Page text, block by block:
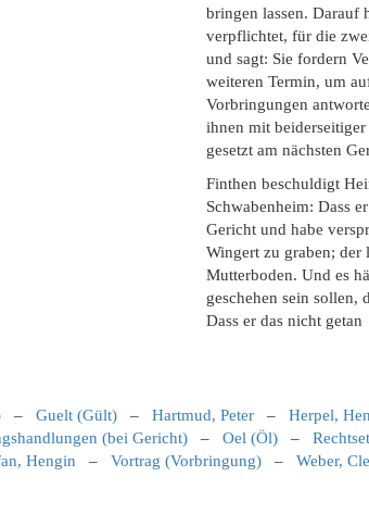
bringen lassen. Darauf
verpflichtet, für die
und sagt: Sie fordern
weiteren Termin, um
Vorbringungen
ihnen mit
gesetzt am nächsten
Finthen beschuldigt
Schwabenheim: Dass
Gericht und habe
Wingert zu graben; der
Mutterboden. Und es
geschehen sein sollen,
Dass er das nicht getan
– Guelt (Gült) – Hartmud, Peter – Herpel,
(bei Gericht) – Oel (Öl) –
Hengin – Vortrag (Vorbringung) – Weber,